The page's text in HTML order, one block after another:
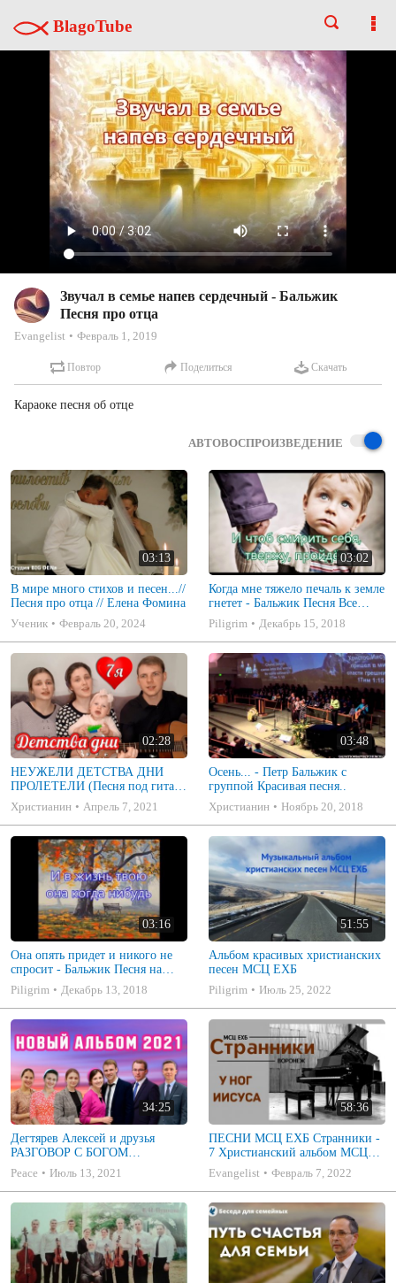
BlagoTube
Звучал в семье напев сердечный - Бальжик
Песня про отца
Evangelist Февраль 1, 2019
Повтор Поделиться Скачать
Караоке песня об отце
АВТОВОСПРОИЗВЕДЕНИЕ
03:13
В мире много стихов и песен...//
Песня про отца // Елена Фомина
Ученик
Февраль 20, 2024
03:02
Когда мне тяжело печаль к земле
гнетет - Бальжик Песня Все
Пройдет
Piligrim Декабрь 15, 2018
02:28
НЕУЖЕЛИ ДЕТСТВА ДНИ
ПРОЛЕТЕЛИ (Песня под гитару
из альбома Бальжика П. "Храни
себя") 7я Дегтяревых
Христианин Апрель 7, 2021
03:48
Осень... - Петр Бальжик с
группой Красивая песня..
Христианин
Ноябрь 20, 2018
03:16
Она опять придет и никого не
спросит - Бальжик Песня на
Жатву
Piligrim Декабрь 13, 2018
51:55
Альбом красивых христианских
песен МСЦ ЕХБ
Piligrim
Июль 25, 2022
34:25
Дегтярев Алексей и друзья
РАЗГОВОР С БОГОМ
Христианские песни МСЦ ЕХБ
2021 (7я)
Peace Июль 13, 2021
58:36
ПЕСНИ МСЦ ЕХБ Странники -
7 Христианский альбом МСЦ
ЕХБ
Evangelist Февраль 7, 2022